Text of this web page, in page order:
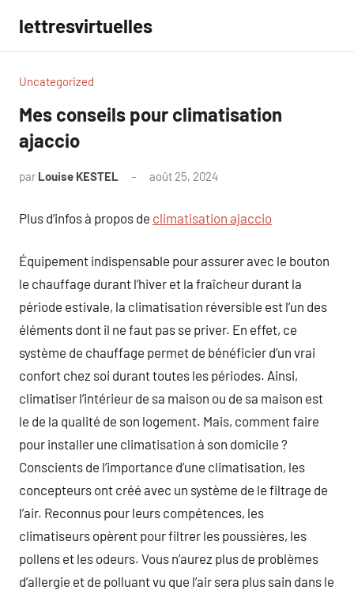
contenu
lettresvirtuelles
Uncategorized
Mes conseils pour climatisation
ajaccio
par Louise KESTEL août 25, 2024
Plus d’infos à propos de climatisation ajaccio
Équipement indispensable pour assurer avec le bouton
le chauffage durant l’hiver et la fraîcheur durant la
période estivale, la climatisation réversible est l’un des
éléments dont il ne faut pas se priver. En effet, ce
système de chauffage permet de bénéficier d’un vrai
confort chez soi durant toutes les périodes. Ainsi,
climatiser l’intérieur de sa maison ou de sa maison est
le de la qualité de son logement. Mais, comment faire
pour installer une climatisation à son domicile ?
Conscients de l’importance d’une climatisation, les
concepteurs ont créé avec un système de le filtrage de
l’air. Reconnus pour leurs compétences, les
climatiseurs opèrent pour filtrer les poussières, les
pollens et les odeurs. Vous n’aurez plus de problèmes
d’allergie et de polluant vu que l’air sera plus sain dans le